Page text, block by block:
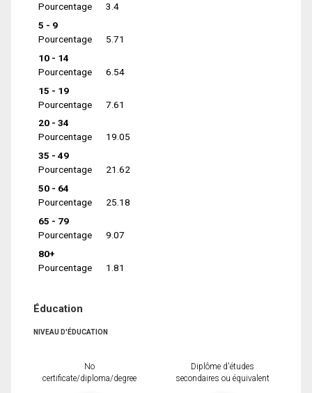
Pourcentage
3.4
5 - 9
Pourcentage
5.71
10 - 14
Pourcentage
6.54
15 - 19
Pourcentage
7.61
20 - 34
Pourcentage
19.05
35 - 49
Pourcentage
21.62
50 - 64
Pourcentage
25.18
65 - 79
Pourcentage
9.07
80+
Pourcentage
1.81
Éducation
NIVEAU D'ÉDUCATION
No
certificate/diploma/degree
Diplôme d'études
secondaires ou équivalent